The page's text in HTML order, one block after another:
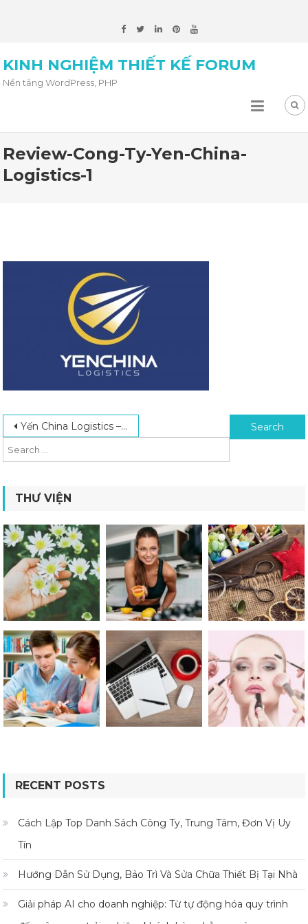
KINH NGHIỆM THIẾT KẾ FORUM
Nền tảng WordPress, PHP
Review-Cong-Ty-Yen-China-
Logistics-1
Post navigation
Yến China Logistics – Đơn Vị Nhập Hàng Trung Quốc Hàng Đầu Hiện Nay Search for:
THƯ VIỆN
RECENT POSTS
Cách Lập Top Danh Sách Công Ty, Trung Tâm, Đơn Vị Uy
Tín
Hướng Dẫn Sử Dụng, Bảo Trì Và Sửa Chữa Thiết Bị Tại Nhà
Giải pháp AI cho doanh nghiệp: Từ tự động hóa quy trình